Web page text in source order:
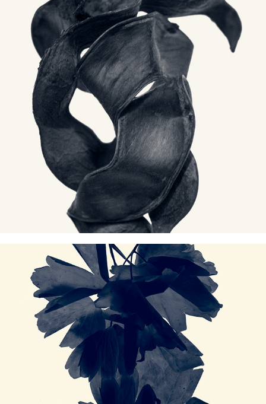
Corps simple
Herbarium (2020-2021)